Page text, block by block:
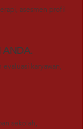
asesmen profil
ANDA.
karyawan,
sekolah,